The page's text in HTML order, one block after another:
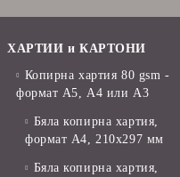
ХАРТИИ и КАРТОНИ
Копирна хартия 80 gsm -
формат А5, А4 или А3
Бяла копирна хартия,
формат А4, 210x297 мм
Бяла копирна хартия,